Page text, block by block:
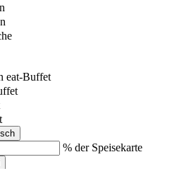
eat-Buffet
% der Speisekarte